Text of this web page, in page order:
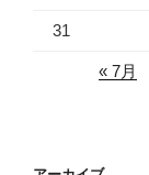
31
« 7月